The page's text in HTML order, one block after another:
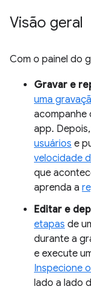
Visão geral
Com o painel do
Gravar e
uma
acompanhe
app.
usuários e
velocidade
que
aprenda a
Editar e
etapas de
durante a
e execute
Inspecione
lado a lado